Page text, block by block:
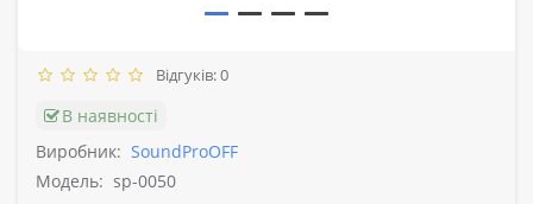
Відгуків: 0
В наявності
Виробник: SoundProOFF
Модель: sp-0050